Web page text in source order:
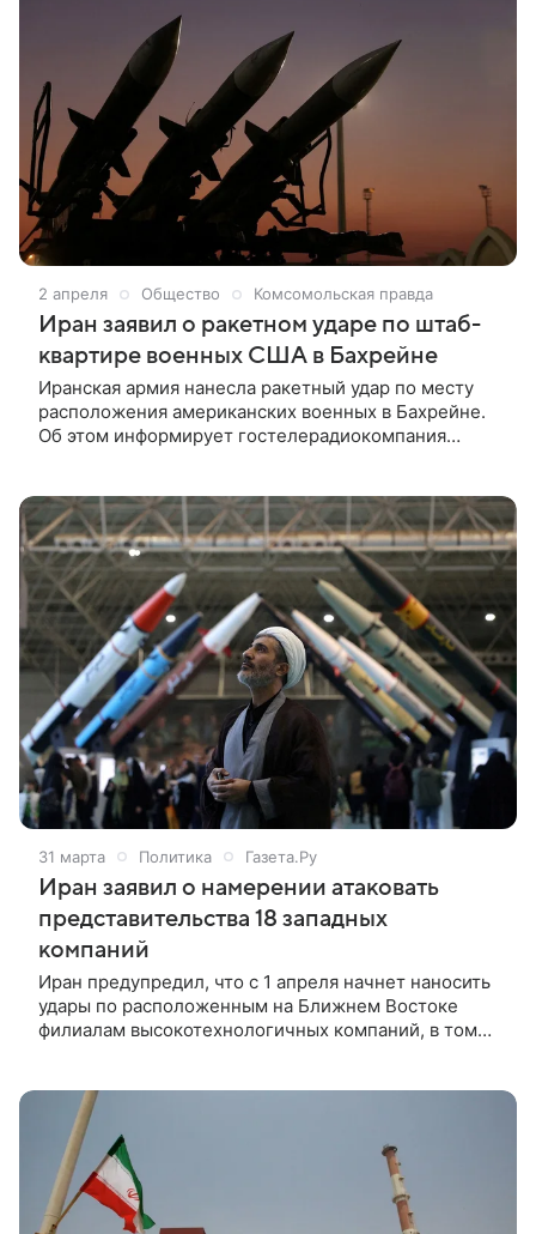
2 апреля Общество Комсомольская правда
Иран заявил о ракетном ударе по штаб-
квартире военных США в Бахрейне
Иранская армия нанесла ракетный удар по месту
расположения американских военных в Бахрейне.
Об этом информирует гостелерадиокомпания
«Хатам аль-Анбия» Эбрахима Зольфагари.
31 марта Политика Газета.Ру
Иран заявил о намерении атаковать
представительства 18 западных
компаний
Иран предупредил, что с 1 апреля начнет наносить
удары по расположенным на Ближнем Востоке
филиалам высокотехнологичных компаний, в том
спланированные с помощью искусственного
интеллекта атаки по территории республики и
гибель нескольких иранских граждан. В список
целей попали 18 западных гигантов, их сотрудникам
рекомендовано немедленно покинуть рабочие
места для спасения своих жизней.